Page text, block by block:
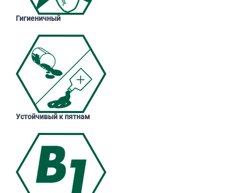
Гигиеничный
Устойчивый к пятнам